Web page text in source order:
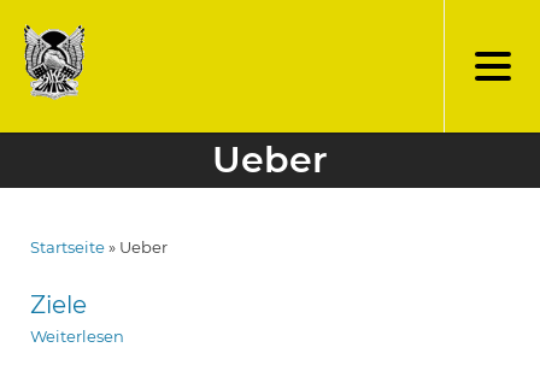
zum
Inhalt
Ueber
Startseite Ueber
Ziele
Weiterlesen